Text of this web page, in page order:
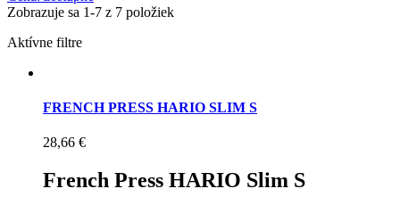
Zobrazuje sa 1-7 z 7 položiek
Aktívne filtre
FRENCH PRESS HARIO SLIM S
28,66 €
French Press HARIO Slim S